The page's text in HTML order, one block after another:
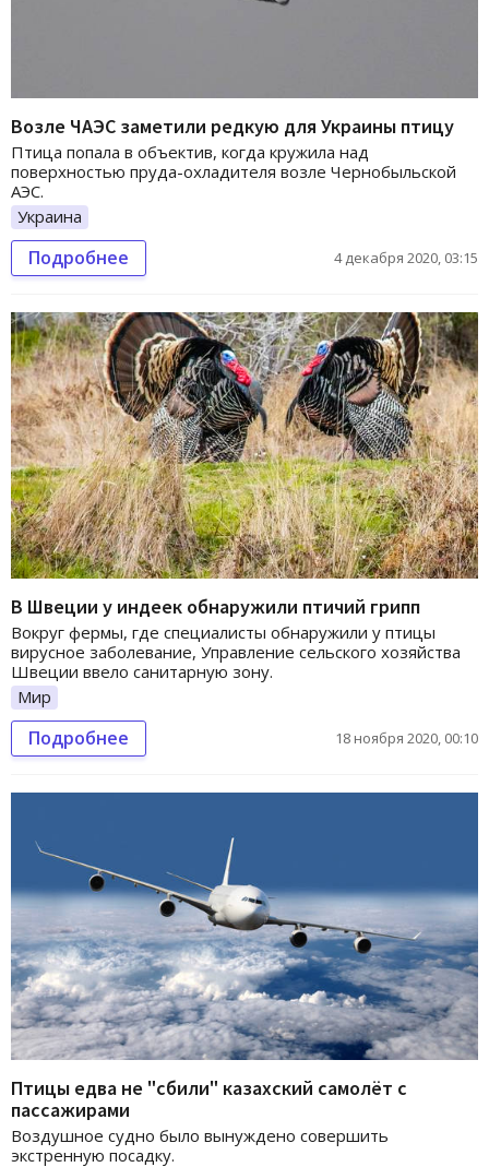
Возле ЧАЭС заметили редкую для Украины птицу
Птица попала в объектив, когда кружила над
поверхностью пруда-охладителя возле Чернобыльской
АЭС.
Украина
Подробнее 4 декабря 2020, 03:15
В Швеции у индеек обнаружили птичий грипп
Вокруг фермы, где специалисты обнаружили у птицы
вирусное заболевание, Управление сельского хозяйства
Швеции ввело санитарную зону.
Мир
Подробнее 18 ноября 2020, 00:10
Птицы едва не "сбили" казахский самолёт с
пассажирами
Воздушное судно было вынуждено совершить
экстренную посадку.